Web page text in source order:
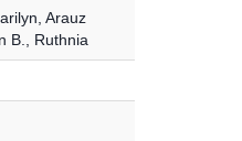
Arauz
B., Ruthnia